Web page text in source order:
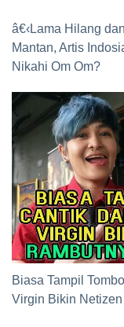
â€‹Lama Hilang
Mantan, Artis
Nikahi Om Om?
Biasa Tampil
Virgin Bikin